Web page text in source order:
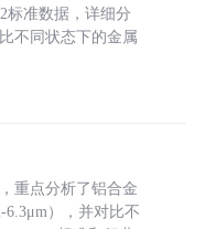
标准数据，详细分
不同状态下的金属
重点分析了铝合金
6.3μm），并对比不